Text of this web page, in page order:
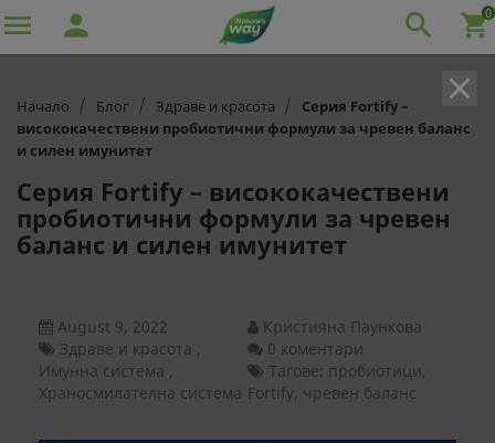
 shopping_cart0

person
Начало Блог Здраве и красота
Серия Fortify –
висококачествени пробиотични формули за чревен баланс
и силен имунитет
Серия Fortify – висококачествени
пробиотични формули за чревен
баланс и силен имунитет
August 9, 2022
Кристияна Паункова
Здраве и красота ,
Имунна система ,
Храносмилателна система
0 коментари
Тагове: пробиотици,
Fortify, чревен баланс
clear